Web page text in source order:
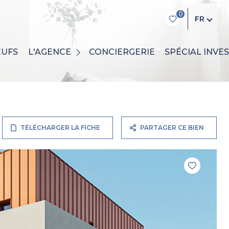
0
FR
L'AGENCE
QUI SOMMES-NOUS ?CONCIERGERIE SPÉCIAL
TÉLÉCHARGER LA FICHE PARTAGER CE BIEN